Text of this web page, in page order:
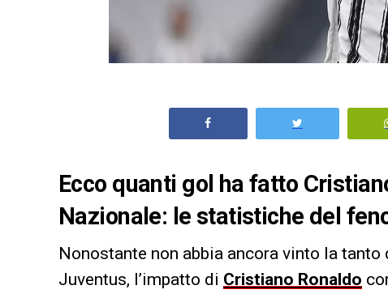
Ecco quanti gol ha fatto
Nazionale: le statistiche del
Nonostante non abbia ancora vinto la
Juventus, l’impatto di Cristiano Ronaldo